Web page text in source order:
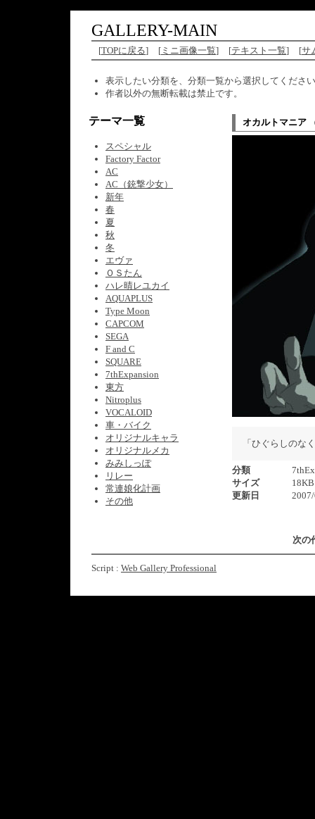
GALLERY-MAIN
[TOPに戻る] [ ミニ画像一覧] [テキスト一覧] [サ
表示したい分類を、分類一覧から選択してくださ
作者以外の無断転載は禁止です。
テーマ一覧
スペシャル
Factory Factor
AC
AC（銃撃少女）
新年
春
夏
秋
冬
エヴァ
ＯＳたん
ハレ晴レユカイ
AQUAPLUS
Type Moon
CAPCOM
SEGA
F and C
SQUARE
7thExpansion
東方
Nitroplus
VOCALOID
車・バイク
オリジナルキャラ
オリジナルメカ
みみしっぽ
リレー
常連娘化計画
その他
オカルトマニア
「ひぐらしのな
分類
サイズ
18KB
更新日
次の
Script : Web Gallery Professional